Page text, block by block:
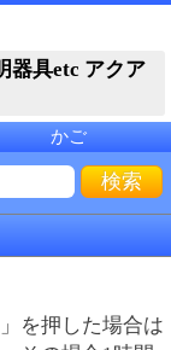
器具etc アクア
かご
を押した場合は